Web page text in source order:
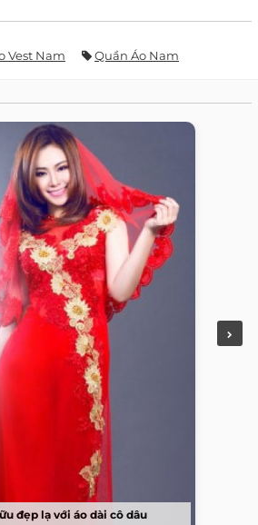
Vest Nam Quần Áo Nam
đẹp lạ với áo dài cô dâu